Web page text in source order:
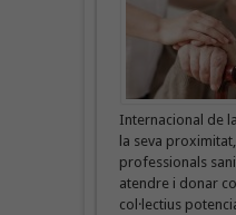
Internacional de
la seva
professionals
atendre i donar
col·lectius